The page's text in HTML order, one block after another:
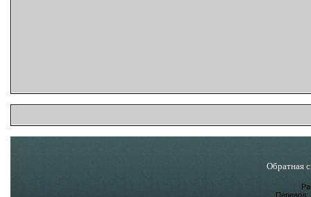
Обратная
Перевод: